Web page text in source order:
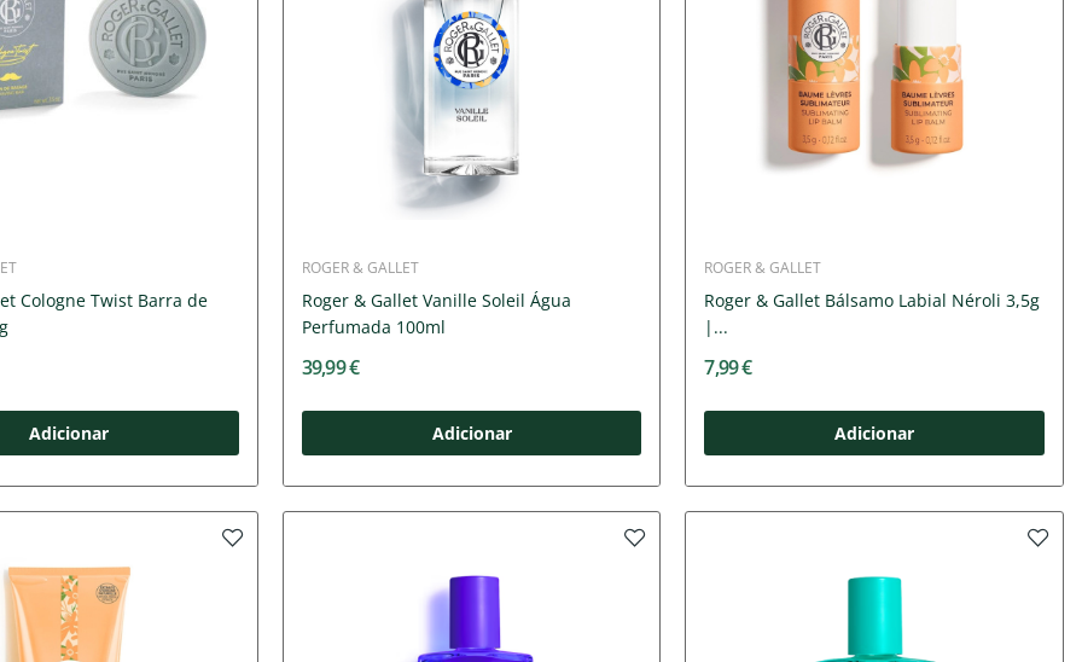
Cologne Twist Barra de
Adicionar
ROGER & GALLET
Roger & Gallet Vanille Soleil Água
Perfumada 100ml
39,99 €
Adicionar
ROGER & GALLET
Roger & Gallet Bálsamo Labial Néroli 3,5g
|...
7,99 €
Adicionar